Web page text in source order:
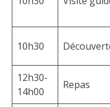
10h30
12h30-
14h00
Repas